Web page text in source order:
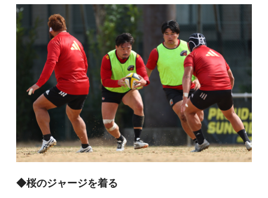
◆桜のジャージを着る